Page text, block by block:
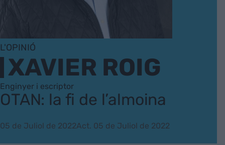
L'OPINIÓ
XAVIER ROIG
Enginyer i escriptor
OTAN: la fi de l’almoina
05 de Juliol de 2022Act. 05 de Juliol de 2022